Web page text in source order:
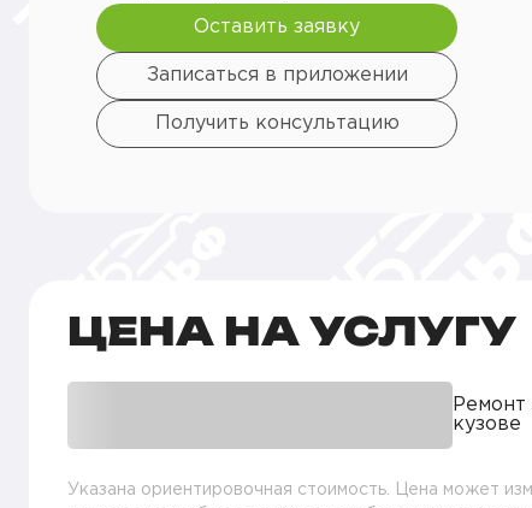
Оставить заявку
Записаться в приложении
Получить консультацию
ЦЕНА НА УСЛУГУ
Ремонт
кузове
Указана ориентировочная стоимость. Цена может